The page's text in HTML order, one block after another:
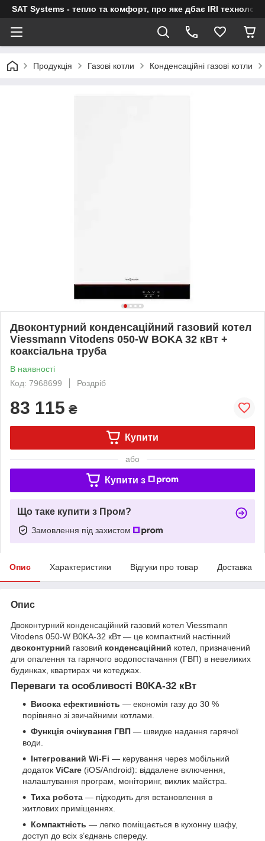
SAT Systems - тепло та комфорт, про яке дбає IRI технологія
Продукція Газові котли Конденсаційні газові котли
Двоконтурний конденсаційний газовий котел
Viessmann Vitodens 050-W BOKA 32 кВт +
коаксіальна труба
В наявності
Код: 7968699
Роздріб
83 115 ₴
Купити
або
Купити з
Що таке купити з Пром?
Замовлення під захистом
Опис Характеристики Відгуки про товар Доставка
Опис
Двоконтурний конденсаційний газовий котел Viessmann
Vitodens 050-W B0KA-32 кВт — це компактний настінний
двоконтурний газовий конденсаційний котел, призначений
для опалення та гарячого водопостачання (ГВП) в невеликих
будинках, квартирах чи котеджах.
Переваги та особливості B0KA-32 кВт
Висока ефективність — економія газу до 30 %
порівняно зі звичайними котлами.
Функція очікування ГВП — швидке надання гарячої
води.
Інтегрований Wi-Fi — керування через мобільний
додаток ViCare (iOS/Android): віддалене включення,
налаштування програм, моніторинг, виклик майстра.
Тиха робота — підходить для встановлення в
житлових приміщеннях.
Компактність — легко поміщається в кухонну шафу,
доступ до всіх з’єднань спереду.